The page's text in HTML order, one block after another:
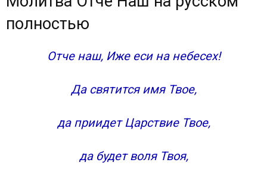
Молитва Отче Наш от Луки
Молитва Отче Наш с ударениями
Для чего Сам Бог дал особую молитву?
полностью
Отче наш, Иже еси на небесех!
Да святится имя Твое,
да приидет Царствие Твое,
да будет воля Твоя,